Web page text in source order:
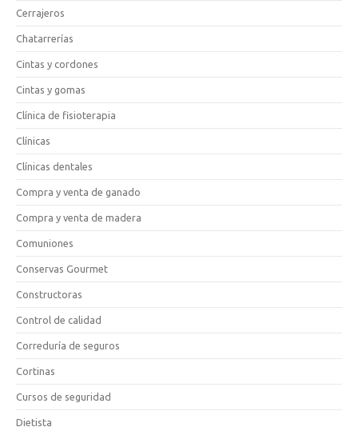
Cerrajeros
Chatarrerías
Cintas y cordones
Cintas y gomas
Clínica de fisioterapia
Clínicas
Clínicas dentales
Compra y venta de ganado
Compra y venta de madera
Comuniones
Conservas Gourmet
Constructoras
Control de calidad
Correduría de seguros
Cortinas
Cursos de seguridad
Dietista